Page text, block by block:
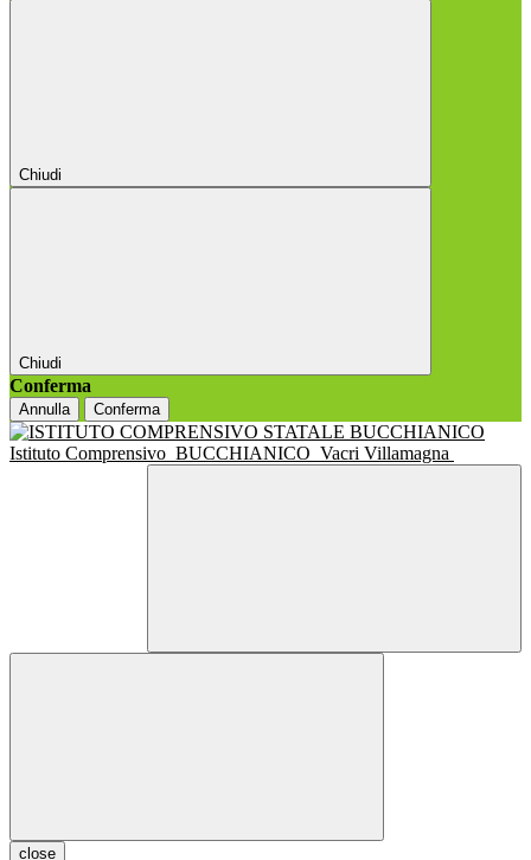
Chiudi
Chiudi
Conferma
Annulla Conferma
Istituto Comprensivo BUCCHIANICO Vacri Villamagna
close